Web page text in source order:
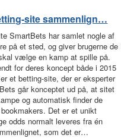
site sammenlign…
SmartBets har samlet nogle af
på et sted, og giver brugerne de
vælge en kamp at spille på.
for deres koncept både i 2015
et betting-site, der er eksperter
går konceptet ud på, at sitet
og automatisk finder de
Det er et unikt
odds normalt leveres fra én
som det er…